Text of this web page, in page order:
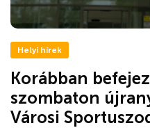
Helyi hírek
Korábban
szombaton
Városi